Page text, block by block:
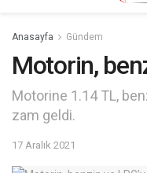
Anasayfa Gündem
Motorin,
Motorine 1.14 TL,
zam geldi.
17 Aralık 2021